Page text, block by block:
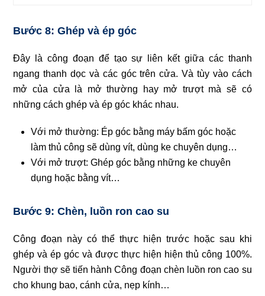
Bước 8: Ghép và ép góc
Đây là công đoạn để tạo sự liên kết giữa các thanh
ngang thanh dọc và các góc trên cửa. Và tùy vào cách
mở của cửa là mở thường hay mở trượt mà sẽ có
những cách ghép và ép góc khác nhau.
Với mở thường: Ép góc bằng máy bấm góc hoặc
làm thủ công sẽ dùng vít, dùng ke chuyên dụng…
Với mở trượt: Ghép góc bằng những ke chuyên
dụng hoặc bằng vít…
Bước 9: Chèn, luồn ron cao su
Công đoạn này có thể thực hiện trước hoặc sau khi
ghép và ép góc và được thực hiện hiện thủ công 100%.
Người thợ sẽ tiến hành Công đoạn chèn luồn ron cao su
cho khung bao, cánh cửa, nẹp kính…